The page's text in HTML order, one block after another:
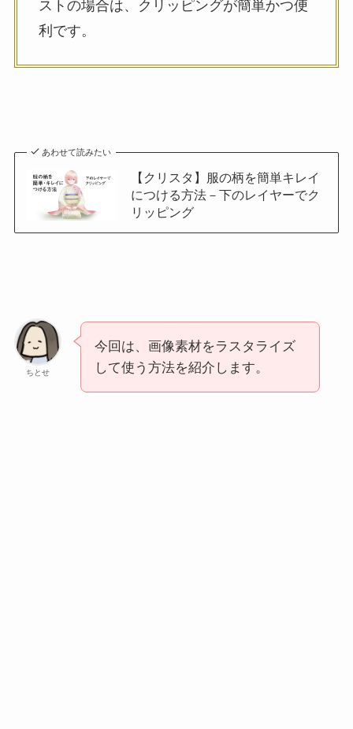
ストの場合は、クリッピングが簡単かつ便
利です。
あわせて読みたい
【クリスタ】服の柄を簡単キレイ
につける方法－下のレイヤーでク
リッピング
ちとせ
今回は、画像素材をラスタライズ
して使う方法を紹介します。